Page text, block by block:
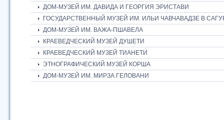
ДОМ-МУЗЕЙ ИМ. ДАВИДА И ГЕОРГИЯ ЭРИСТАВИ
ГОСУДАРСТВЕННЫЙ МУЗЕЙ ИМ. ИЛЬИ ЧАВЧАВАДЗЕ В
ДОМ-МУЗЕЙ ИМ. ВАЖА-ПШАВЕЛА
КРАЕВЕДЧЕСКИЙ МУЗЕЙ ДУШЕТИ
КРАЕВЕДЧЕСКИЙ МУЗЕЙ ТИАНЕТИ
ЭТНОГРАФИЧЕСКИЙ МУЗЕЙ КОРША
ДОМ-МУЗЕЙ ИМ. МИРЗА ГЕЛОВАНИ